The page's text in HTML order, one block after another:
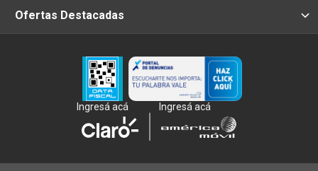
Ofertas Destacadas
Ingresá acá Ingresá acá